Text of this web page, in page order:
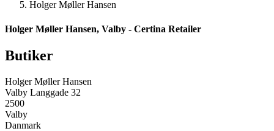
Holger Møller Hansen
Holger Møller Hansen, Valby - Certina Retailer
Butiker
Holger Møller Hansen
Valby Langgade 32
2500
Valby
Danmark